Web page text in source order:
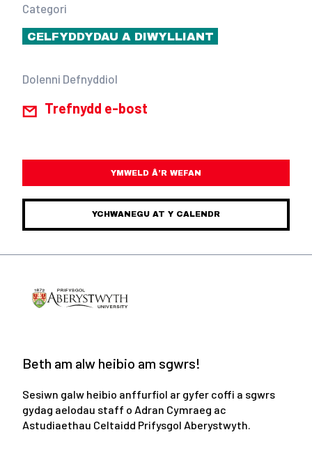
Categori
CELFYDDYDAU A DIWYLLIANT
Dolenni Defnyddiol
Trefnydd e-bost
YMWELD Â’R WEFAN
YCHWANEGU AT Y CALENDR
Beth am alw heibio am sgwrs!
Sesiwn galw heibio anffurfiol ar gyfer coffi a sgwrs
gydag aelodau staff o Adran Cymraeg ac
Astudiaethau Celtaidd Prifysgol Aberystwyth.